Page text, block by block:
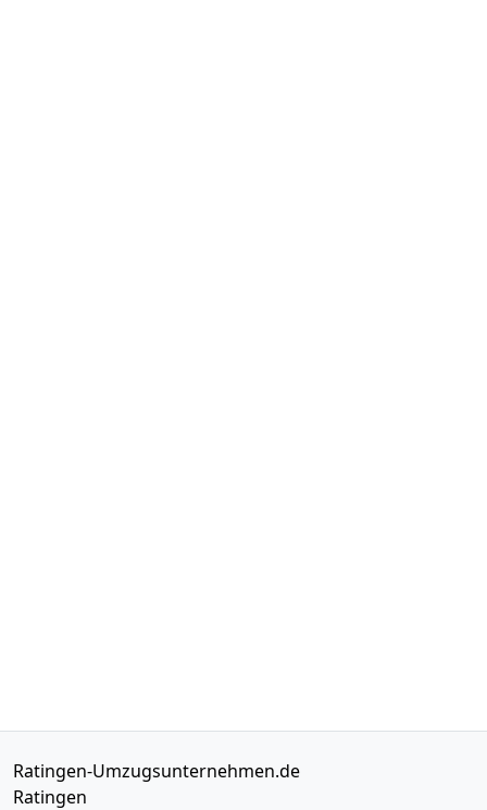
Ratingen-Umzugsunternehmen.de
Ratingen